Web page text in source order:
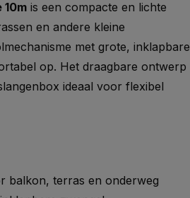
is een compacte en lichte
en andere kleine
met grote, inklapbare
op. Het draagbare ontwerp
ideaal voor flexibel
balkon, terras en onderweg